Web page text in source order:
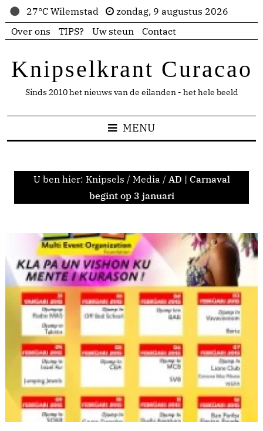
27°C Wilemstad
zondag, 9 augustus 2026
Over ons
TIPS? Uw steun Contact
Knipselkrant Curacao
Sinds 2010 het nieuws van de eilanden - het hele beeld
MENU
U ben hier: Knipsels / Media / AD | Carnaval
begint op 3 januari